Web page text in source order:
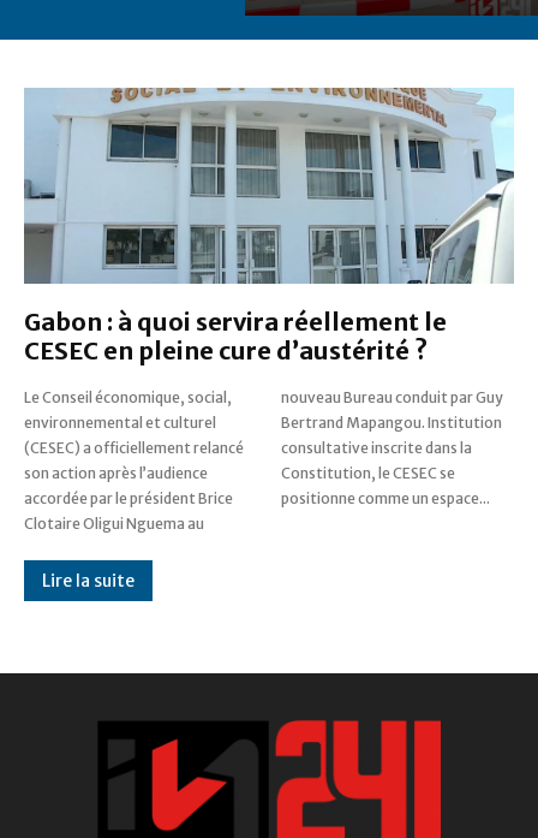
Gabon : à quoi servira réellement le
CESEC en pleine cure d’austérité ?
Le Conseil économique, social,
environnemental et culturel
(CESEC) a officiellement relancé
son action après l’audience
accordée par le président Brice
Clotaire Oligui Nguema au
nouveau Bureau conduit par Guy
Bertrand Mapangou. Institution
consultative inscrite dans la
Constitution, le CESEC se
positionne comme un espace...
Lire la suite